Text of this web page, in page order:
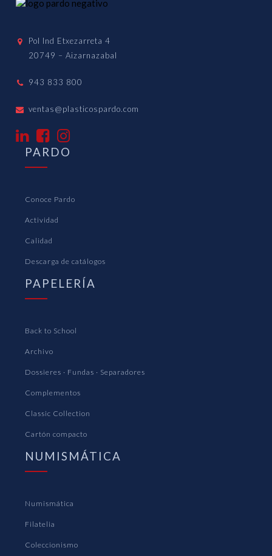
Pol Ind Etxezarreta 4
20749 – Aizarnazabal
943 833 800
ventas@plasticospardo.com
PARDO
Conoce Pardo
Actividad
Calidad
Descarga de catálogos
PAPELERÍA
Back to School
Archivo
Dossieres · Fundas · Separadores
Complementos
Classic Collection
Cartón compacto
NUMISMÁTICA
Numismática
Filatelia
Coleccionismo